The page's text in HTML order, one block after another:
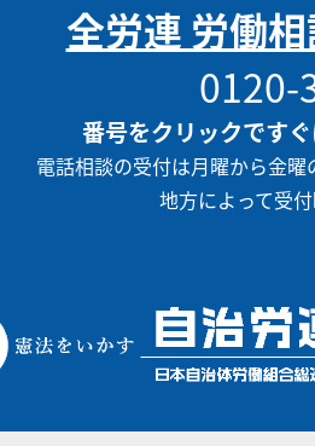
全労連 労働
0120-
番号をクリックですぐ
電話相談の受付は月曜から金曜
地方によって受付